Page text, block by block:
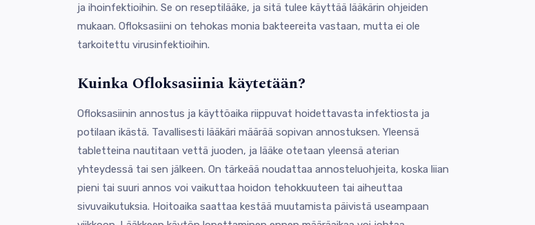
ja ihoinfektioihin. Se on reseptilääke, ja sitä tulee käyttää lääkärin ohjeiden
mukaan. Ofloksasiini on tehokas monia bakteereita vastaan, mutta ei ole
tarkoitettu virusinfektioihin.
Kuinka Ofloksasiinia käytetään?
Ofloksasiinin annostus ja käyttöaika riippuvat hoidettavasta infektiosta ja
potilaan ikästä. Tavallisesti lääkäri määrää sopivan annostuksen. Yleensä
tabletteina nautitaan vettä juoden, ja lääke otetaan yleensä aterian
yhteydessä tai sen jälkeen. On tärkeää noudattaa annosteluohjeita, koska liian
pieni tai suuri annos voi vaikuttaa hoidon tehokkuuteen tai aiheuttaa
sivuvaikutuksia. Hoitoaika saattaa kestää muutamista päivistä useampaan